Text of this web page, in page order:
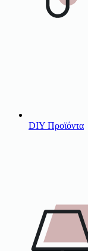
DIY Προϊόντα